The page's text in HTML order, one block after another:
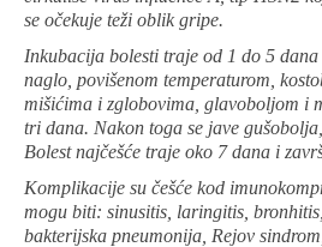
se očekuje teži oblik gripe.
Inkubacija bolesti traje od 1 do 5
naglo, povišenom temperaturom,
mišićima i zglobovima, glavoboljom i
tri dana. Nakon toga se jave
Bolest najčešće traje oko 7 dana i
Komplikacije su češće kod
mogu biti: sinusitis, laringitis,
bakterijska pneumonija, Rejov